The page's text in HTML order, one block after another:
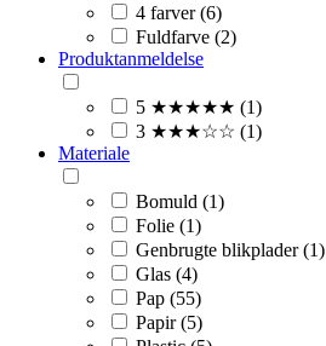
4 farver (6)
Fuldfarve (2)
Produktanmeldelse
5 ★★★★★ (1)
3 ★★★☆☆ (1)
Materiale
Bomuld (1)
Folie (1)
Genbrugte blikplader (1)
Glas (4)
Pap (55)
Papir (5)